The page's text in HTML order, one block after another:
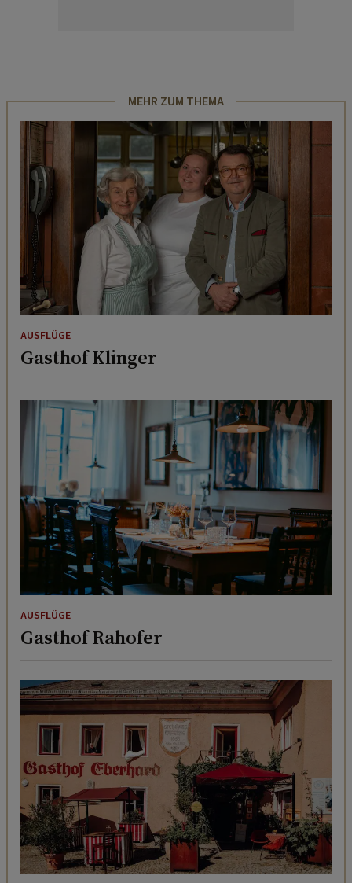
MEHR ZUM THEMA
AUSFLÜGE
Gasthof Klinger
AUSFLÜGE
Gasthof Rahofer